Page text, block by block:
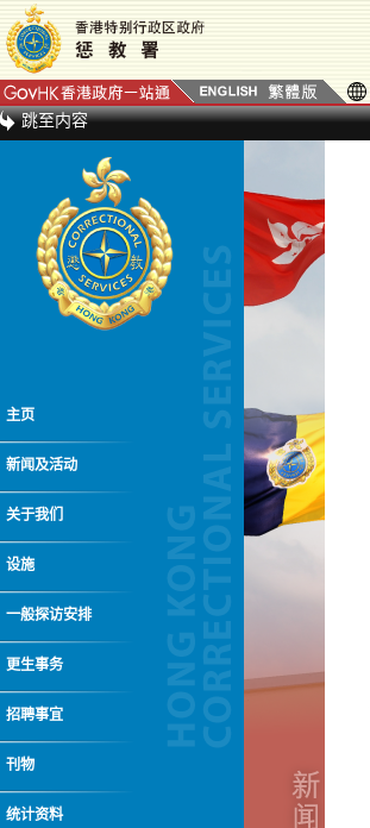
跳至内容
主页
新闻及活动
关于我们
设施
一般探访安排
更生事务
招聘事宜
刊物
统计资料